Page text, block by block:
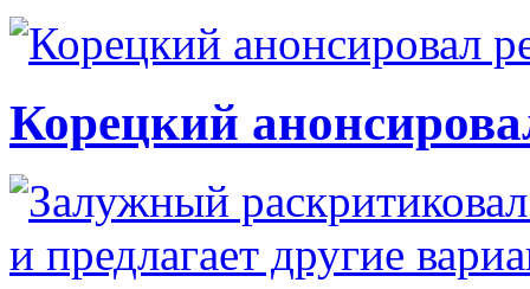
Корецкий